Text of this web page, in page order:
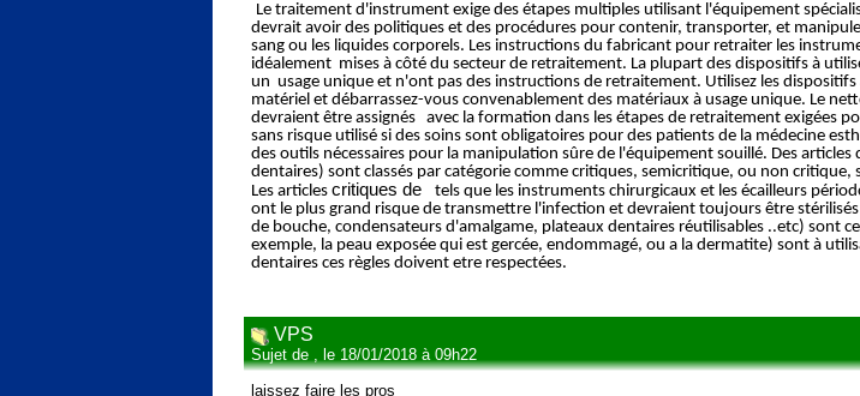
Le traitement d'instrument exige des étapes multiples utilisant l'équipement
devrait avoir des politiques et des procédures pour contenir, transporter, et
sang ou les liquides corporels. Les instructions du fabricant pour retraiter les
idéalement mises à côté du secteur de retraitement. La plupart des dispositifs à
un usage unique et n'ont pas des instructions de retraitement. Utilisez les
matériel et débarrassez-vous convenablement des matériaux à usage unique. Le
devraient être assignés avec la formation dans les étapes de retraitement exigées
sans risque utilisé si des soins sont obligatoires pour des patients de la médecine
des outils nécessaires pour la manipulation sûre de l'équipement souillé. Des
dentaires) sont classés par catégorie comme critiques, semicritique, ou non
Les articles critiques de
tels que les instruments chirurgicaux et les écailleurs
ont le plus grand risque de transmettre l'infection et devraient toujours être
de bouche, condensateurs d'amalgame, plateaux dentaires réutilisables ..etc) sont
exemple, la peau exposée qui est gercée, endommagé, ou a la dermatite) sont à
dentaires ces règles doivent etre respectées.
VPS
Sujet de , le 18/01/2018 à 09h22
laissez faire les pros